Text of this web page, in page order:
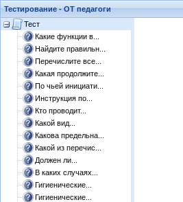
Тестирование - ОТ педагоги
Тест
Какие функции в...
Найдите правильн...
Перечислите все...
Какая продолжите...
По чьей инициати...
Инструкция по...
Кто проводит...
Какой вид...
Какова предельна...
Какой из перечис...
Должен ли...
В каких случаях...
Гигиенические...
Гигиенические...